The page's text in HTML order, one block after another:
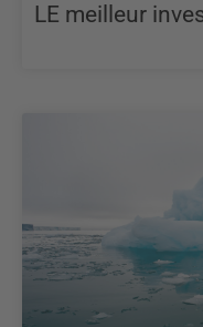
LE meilleur